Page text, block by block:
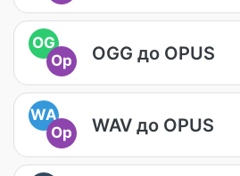
OG
Op
OGG до OPUS
WA
Op
WAV до OPUS